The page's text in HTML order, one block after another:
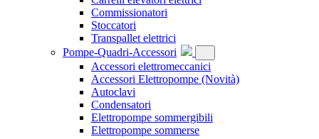
Commissionatori
Stoccatori
Transpallet elettrici
Pompe-Quadri-Accessori
Accessori elettromeccanici
Accessori Elettropompe (Novità)
Autoclavi
Condensatori
Elettropompe sommergibili
Elettropompe sommerse